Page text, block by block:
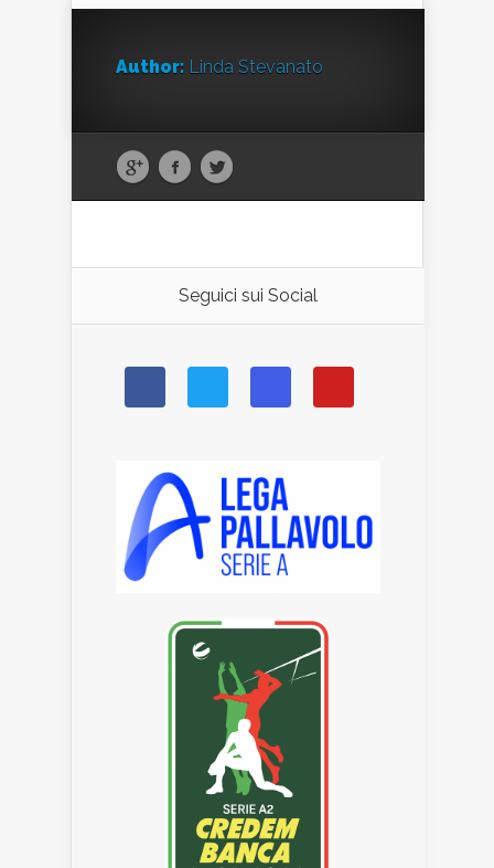
Author: Linda Stevanato
Seguici sui Social